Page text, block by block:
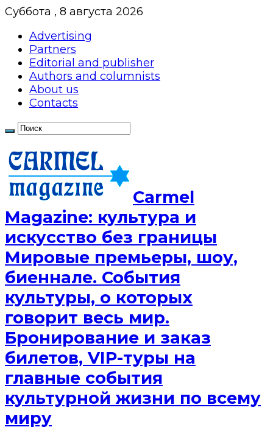
Суббота , 8 августа 2026
Advertising
Partners
Editorial and publisher
Authors and columnists
About us
Contacts
Сarmel
Magazine: культура и
искусство без границы
Мировые премьеры, шоу,
биеннале. События
культуры, о которых
говорит весь мир.
Бронирование и заказ
билетов, VIP-туры на
главные события
культурной жизни по всему
миру